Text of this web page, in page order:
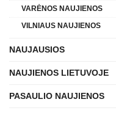
VARĖNOS NAUJIENOS
VILNIAUS NAUJIENOS
NAUJAUSIOS
NAUJIENOS LIETUVOJE
PASAULIO NAUJIENOS